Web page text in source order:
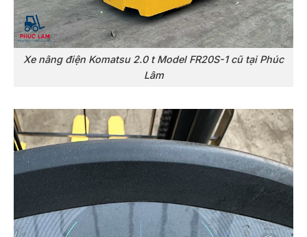
Xe nâng điện Komatsu 2.0 t Model FR20S-1 cũ tại Phúc
Lâm